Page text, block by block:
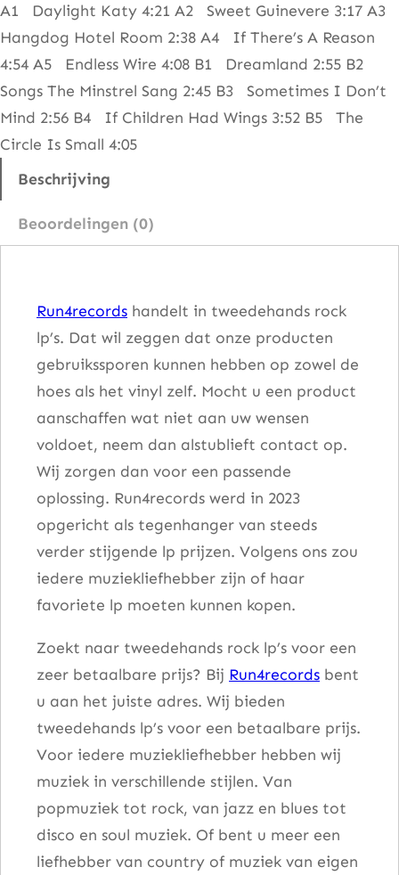
i
g
h
t
f
o
t
A1 Daylight Katy 4:21 A2 Sweet Guinevere 3:17 A3
Hangdog Hotel Room 2:38 A4 If There’s A Reason
4:54 A5 Endless Wire 4:08 B1 Dreamland 2:55 B2
Songs The Minstrel Sang 2:45 B3 Sometimes I Don’t
Mind 2:56 B4 If Children Had Wings 3:52 B5 The
Circle Is Small 4:05
Beschrijving
Beoordelingen (0)
Run4records handelt in tweedehands rock
lp’s. Dat wil zeggen dat onze producten
gebruikssporen kunnen hebben op zowel de
hoes als het vinyl zelf. Mocht u een product
aanschaffen wat niet aan uw wensen
voldoet, neem dan alstublieft contact op.
Wij zorgen dan voor een passende
oplossing. Run4records werd in 2023
opgericht als tegenhanger van steeds
verder stijgende lp prijzen. Volgens ons zou
iedere muziekliefhebber zijn of haar
favoriete lp moeten kunnen kopen.
Zoekt naar tweedehands rock lp’s voor een
zeer betaalbare prijs? Bij Run4records bent
u aan het juiste adres. Wij bieden
tweedehands lp’s voor een betaalbare prijs.
Voor iedere muziekliefhebber hebben wij
muziek in verschillende stijlen. Van
popmuziek tot rock, van jazz en blues tot
disco en soul muziek. Of bent u meer een
liefhebber van country of muziek van eigen